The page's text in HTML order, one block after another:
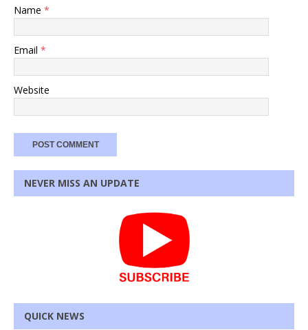
Name *
Email *
Website
NEVER MISS AN UPDATE
QUICK NEWS